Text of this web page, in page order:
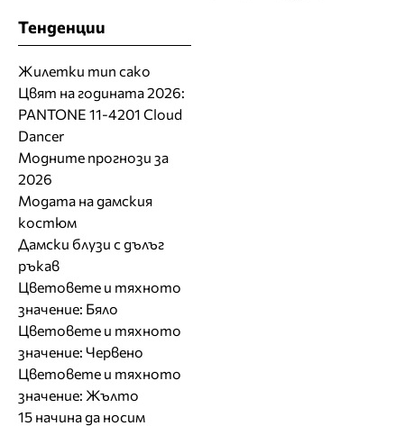
Тенденции
Жилетки тип сако
Цвят на годината 2026:
PANTONE 11-4201 Cloud
Dancer
Модните прогнози за
2026
Модата на дамския
костюм
Дамски блузи с дълъг
ръкав
Цветовете и тяхното
значение: Бяло
Цветовете и тяхното
значение: Червено
Цветовете и тяхното
значение: Жълто
15 начина да носим